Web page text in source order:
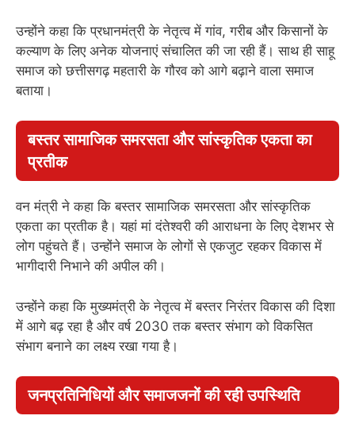
उन्होंने कहा कि प्रधानमंत्री के नेतृत्व में गांव, गरीब और किसानों के
कल्याण के लिए अनेक योजनाएं संचालित की जा रही हैं। साथ ही साहू
समाज को छत्तीसगढ़ महतारी के गौरव को आगे बढ़ाने वाला समाज
बताया।
बस्तर सामाजिक समरसता और सांस्कृतिक एकता का
प्रतीक
वन मंत्री ने कहा कि बस्तर सामाजिक समरसता और सांस्कृतिक
एकता का प्रतीक है। यहां मां दंतेश्वरी की आराधना के लिए देशभर से
लोग पहुंचते हैं। उन्होंने समाज के लोगों से एकजुट रहकर विकास में
भागीदारी निभाने की अपील की।
उन्होंने कहा कि मुख्यमंत्री के नेतृत्व में बस्तर निरंतर विकास की दिशा
में आगे बढ़ रहा है और वर्ष 2030 तक बस्तर संभाग को विकसित
संभाग बनाने का लक्ष्य रखा गया है।
जनप्रतिनिधियों और समाजजनों की रही उपस्थिति